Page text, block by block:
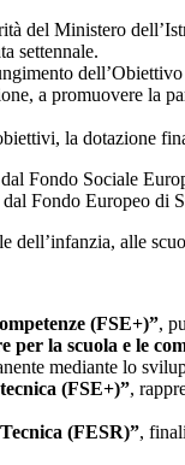
del Ministero
settennale.
a promuovere la
la dotazione
Fondo Sociale
Fondo Europeo di
dell’infanzia, alle
(FSE+)”,
la scuola e le
mediante lo
(FSE+)”,
(FESR)”,